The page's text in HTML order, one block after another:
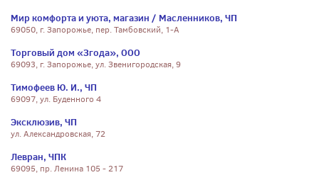
Мир комфорта и уюта, магазин / Масленников, ЧП
69050, г. Запорожье, пер. Тамбовский, 1-А
Торговый дом «Згода», ООО
69093, г. Запорожье, ул. Звенигородская, 9
Тимофеев Ю. И., ЧП
69097, ул. Буденного 4
Эксклюзив, ЧП
ул. Александровская, 72
Левран, ЧПК
69095, пр. Ленина 105 - 217